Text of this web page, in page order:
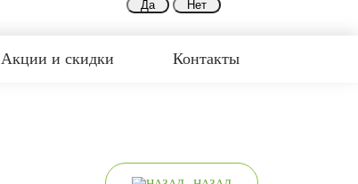
Акции и скидки Контакты